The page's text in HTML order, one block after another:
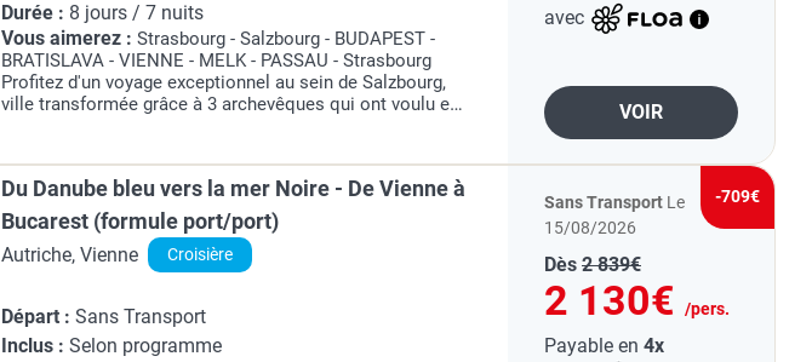
Durée : 8 jours / 7 nuits
Vous aimerez : Strasbourg - Salzbourg - BUDAPEST -
BRATISLAVA - VIENNE - MELK - PASSAU - Strasbourg
Profitez d'un voyage exceptionnel au sein de Salzbourg,
ville transformée grâce à 3 archevêques qui ont voulu en
avec
VOIR
Du Danube bleu vers la mer Noire - De Vienne à
Bucarest (formule port/port)
Autriche, Vienne Croisière
Départ : Sans Transport
Inclus : Selon programme
Sans Transport Le
15/08/2026
Dès 2 839€
2 130€ /pers.
-709€
Payable en 4x